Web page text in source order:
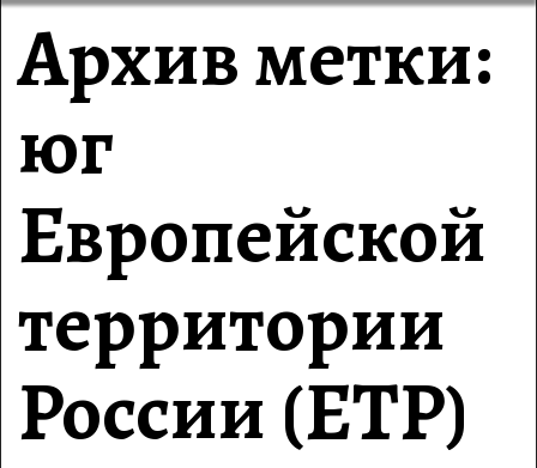
Архив метки:
юг
Европейской
территории
России (ЕТР)